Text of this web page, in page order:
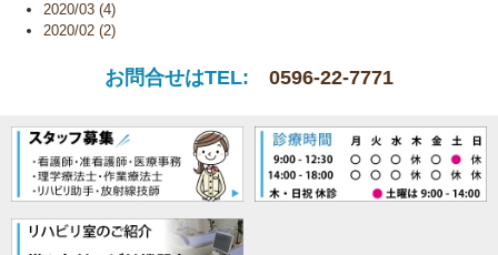
2020/03 (4)
2020/02 (2)
お問合せはTEL: 0596-22-7771